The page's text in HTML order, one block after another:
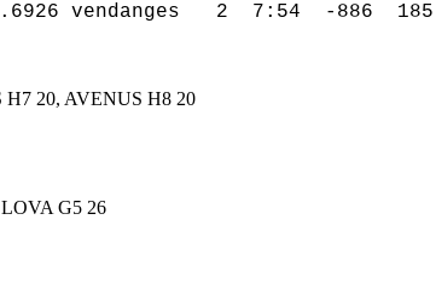
7:54 -886 185
H7 20, AVENUS H8 20
G5 26